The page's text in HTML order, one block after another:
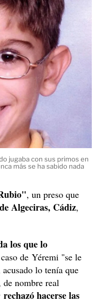
jugaba con sus primos en
más se ha sabido nada
, un preso que
Algeciras, Cádiz,
los que lo
de Yéremi "se le
lo tenía que
de nombre real
rechazó hacerse las